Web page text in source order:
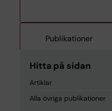
Publikationer
Hitta på sidan
Artiklar
Alla övriga publikationer